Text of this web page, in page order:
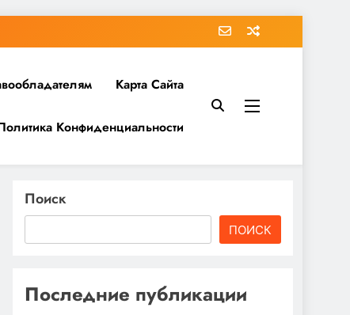
Карта Сайта
Конфиденциальности
Поиск
ПОИСК
Последние публикации